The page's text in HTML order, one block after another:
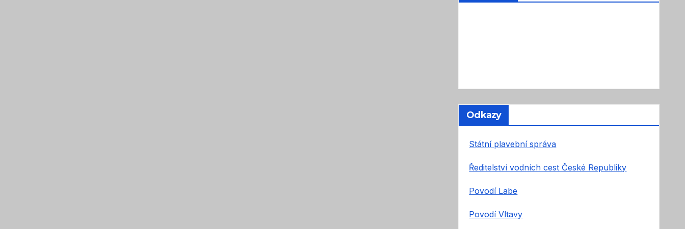
Odkazy
Státní plavební správa
Ředitelství vodních cest České Republiky
Povodí Labe
Povodí Vltavy